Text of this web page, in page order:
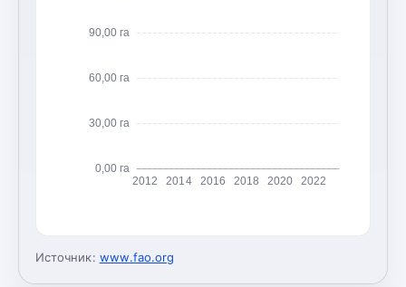
0,00 га
30,00 га
60,00 га
90,00 га
2012 2014 2016 2018 2020 2022
Источник: www.fao.org